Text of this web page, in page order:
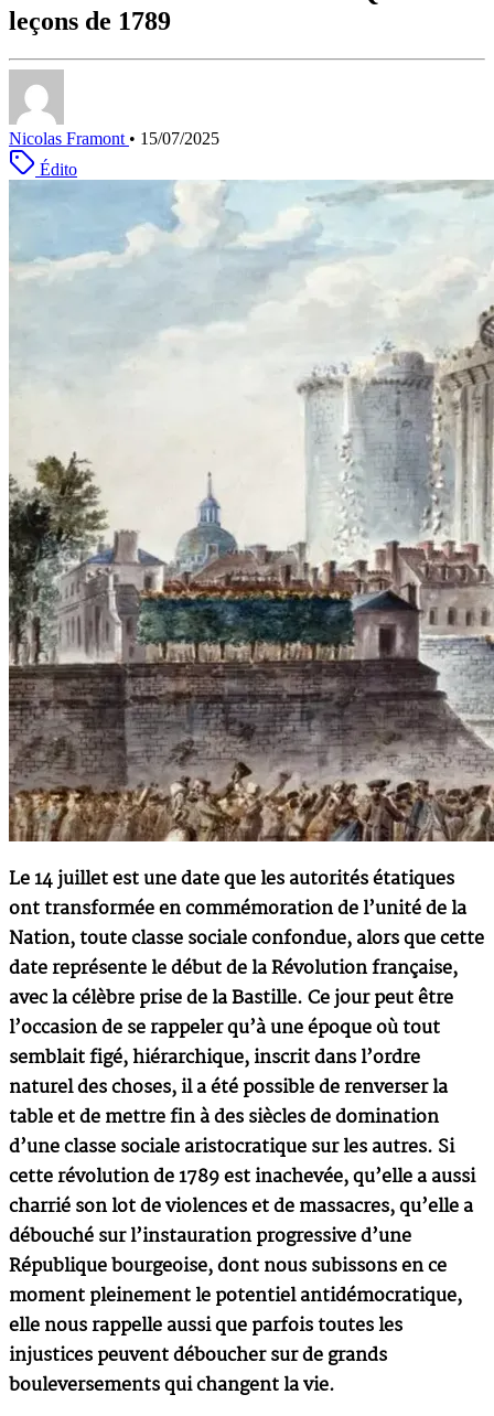
leçons de 1789
Nicolas Framont • 15/07/2025
Édito
Le 14 juillet est une date que les autorités étatiques
ont transformée en commémoration de l’unité de la
Nation, toute classe sociale confondue, alors que cette
date représente le début de la Révolution française,
avec la célèbre prise de la Bastille. Ce jour peut être
l’occasion de se rappeler qu’à une époque où tout
semblait figé, hiérarchique, inscrit dans l’ordre
naturel des choses, il a été possible de renverser la
table et de mettre fin à des siècles de domination
d’une classe sociale aristocratique sur les autres. Si
cette révolution de 1789 est inachevée, qu’elle a aussi
charrié son lot de violences et de massacres, qu’elle a
débouché sur l’instauration progressive d’une
République bourgeoise, dont nous subissons en ce
moment pleinement le potentiel antidémocratique,
elle nous rappelle aussi que parfois toutes les
injustices peuvent déboucher sur de grands
bouleversements qui changent la vie.